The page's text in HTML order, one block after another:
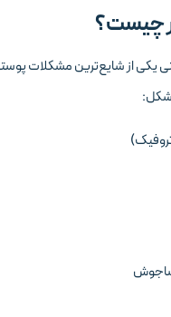
چیست؟
از شایع‌ترین مشکلات